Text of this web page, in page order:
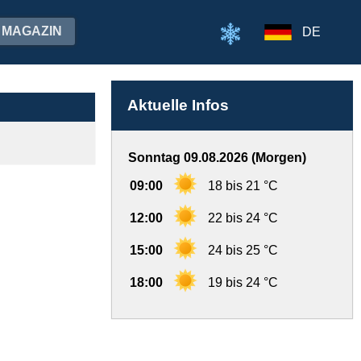
MAGAZIN DE
Aktuelle Infos
Sonntag 09.08.2026 (Morgen)
09:00 18 bis 21 °C
12:00 22 bis 24 °C
15:00 24 bis 25 °C
18:00 19 bis 24 °C